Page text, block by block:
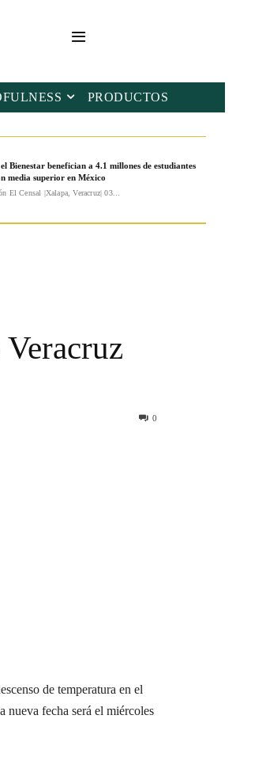
PRODUCTOS
Bienestar benefician a 4.1 millones de estudiantes
media superior en México
El Censal |Xalapa, Veracruz| 03...
0
de temperatura en el
fecha será el miércoles